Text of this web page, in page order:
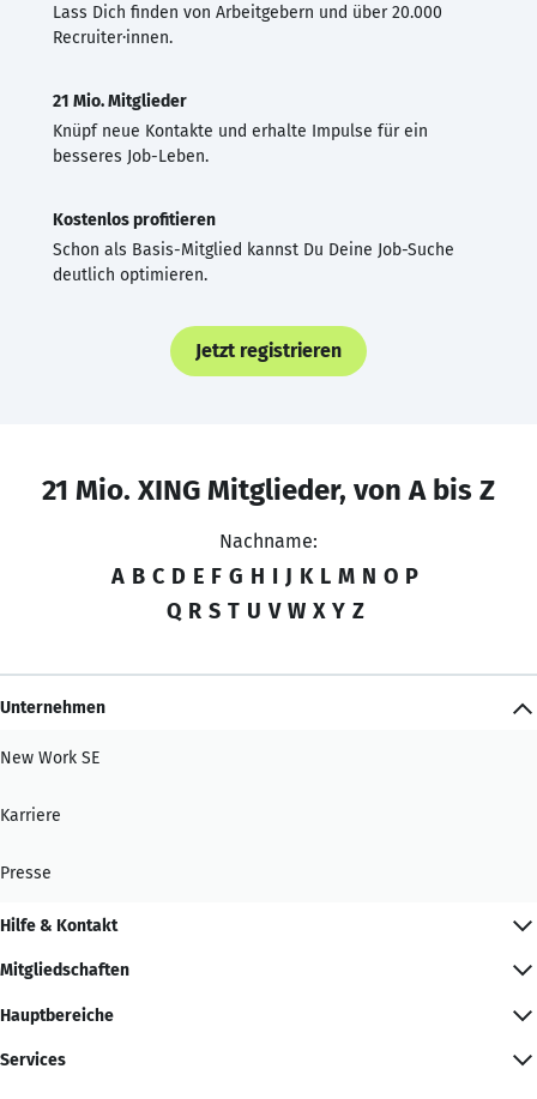
Lass Dich finden von Arbeitgebern und über 20.000
Recruiter·innen.
21 Mio. Mitglieder
Knüpf neue Kontakte und erhalte Impulse für ein
besseres Job-Leben.
Kostenlos profitieren
Schon als Basis-Mitglied kannst Du Deine Job-Suche
deutlich optimieren.
Jetzt registrieren
21 Mio. XING Mitglieder, von A bis Z
Nachname:
A B C D E F G H I J K L M N O P
Q R S T U V W X Y Z
Unternehmen
New Work SE
Karriere
Presse
Hilfe & Kontakt
Mitgliedschaften
Hauptbereiche
Services